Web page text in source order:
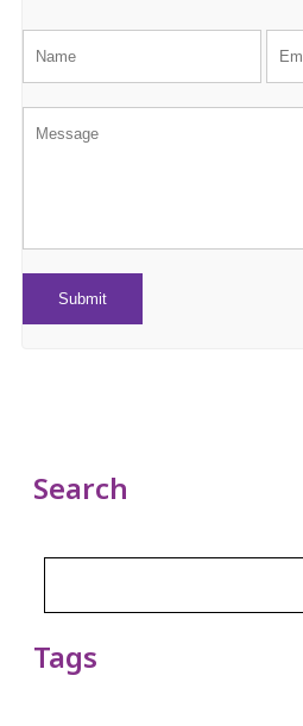
Search
Tags